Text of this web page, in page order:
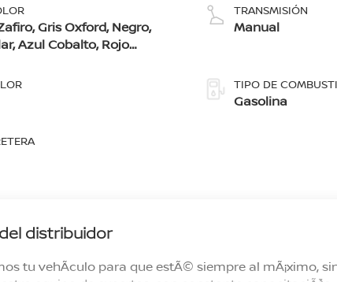
Gris Oxford, Negro,
Azul Cobalto, Rojo
TRANSMISIÓN
Manual
TIPO DE
Gasolina
distribuidor
tu vehÃ­culo para que estÃ© siempre al mÃ¡ximo,